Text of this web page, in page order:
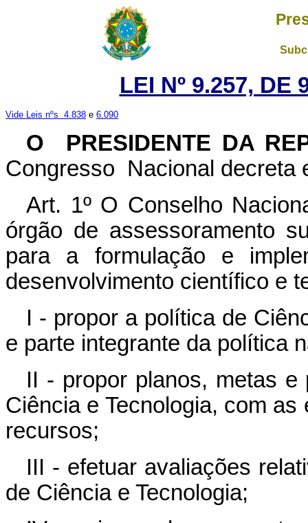
LEI Nº 9.257, DE
Vide Leis nºs 4.838 e 6.090
O PRESIDENTE DA
Congresso Nacional
Art. 1º O Conselho
órgão de assessoramento
para a formulação e
desenvolvimento científico e
I - propor a política de
e parte integrante da política
II - propor planos, metas e
Ciência e Tecnologia, com
recursos;
III - efetuar avaliações
de Ciência e Tecnologia;